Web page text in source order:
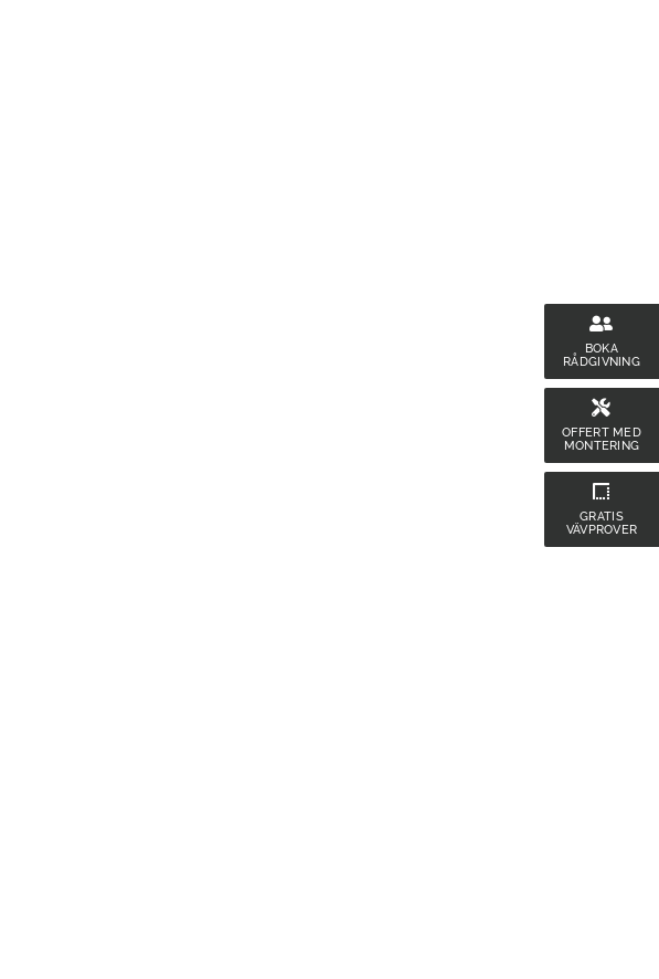
BOKA
RÅDGIVNING
OFFERT MED
MONTERING
GRATIS
VÄVPROVER